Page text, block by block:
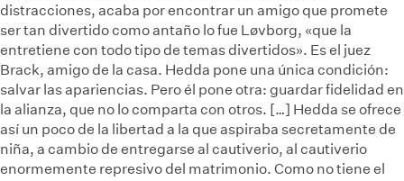
distracciones, acaba por encontrar un amigo que promete
ser tan divertido como antaño lo fue Løvborg, «que la
entretiene con todo tipo de temas divertidos». Es el juez
Brack, amigo de la casa. Hedda pone una única condición:
salvar las apariencias. Pero él pone otra: guardar fidelidad en
la alianza, que no lo comparta con otros. […] Hedda se ofrece
así un poco de la libertad a la que aspiraba secretamente de
niña, a cambio de entregarse al cautiverio, al cautiverio
enormemente represivo del matrimonio. Como no tiene el